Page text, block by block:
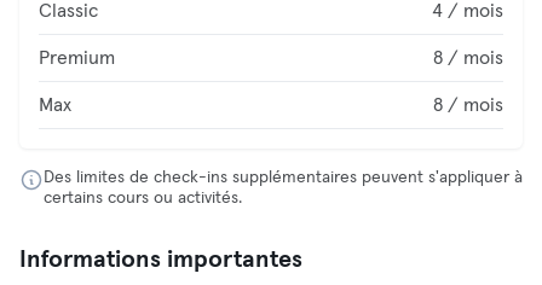
Classic 4 / mois
Premium 8 / mois
Max 8 / mois
Des limites de check-ins supplémentaires peuvent s'appliquer à
certains cours ou activités.
Informations importantes